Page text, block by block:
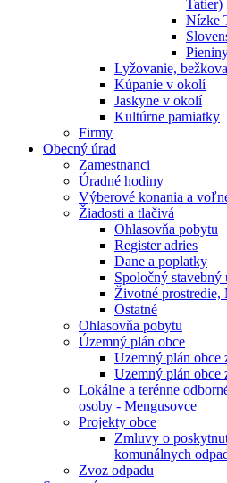
Tatier)
Nízke
Lyžovanie,
Kúpanie v okolí
Jaskyne v okolí
Kultúrne pamiatky
Firmy
Obecný úrad
Zamestnanci
Úradné hodiny
Výberové konania a
Žiadosti a tlačivá
Ohlasovňa pobytu
Register adries
Dane a poplatky
Spoločný stavebný
Životné prostredie,
Ostatné
Ohlasovňa pobytu
Územný plán obce
Uzemný plán obce
Uzemný plán obce
Lokálne a terénne
osoby - Mengusovce
Projekty obce
Zmluvy o
komunálnych
Zvoz odpadu